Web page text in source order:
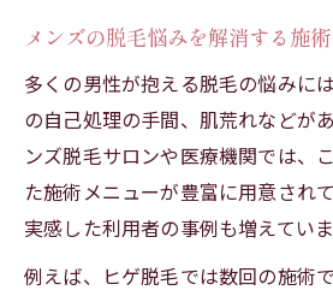
メンズの脱毛悩みを解消する施
多くの男性が抱える脱毛の悩みに
の自己処理の手間、肌荒れなどが
ンズ脱毛サロンや医療機関では、
た施術メニューが豊富に用意され
実感した利用者の事例も増えていま
例えば、ヒゲ脱毛では数回の施術